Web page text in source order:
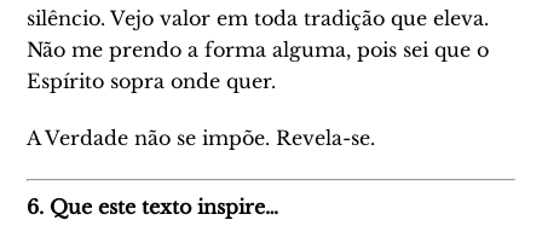
silêncio. Vejo valor em toda tradição que eleva.
Não me prendo a forma alguma, pois sei que o
Espírito sopra onde quer.
A Verdade não se impõe. Revela-se.
6. Que este texto inspire…